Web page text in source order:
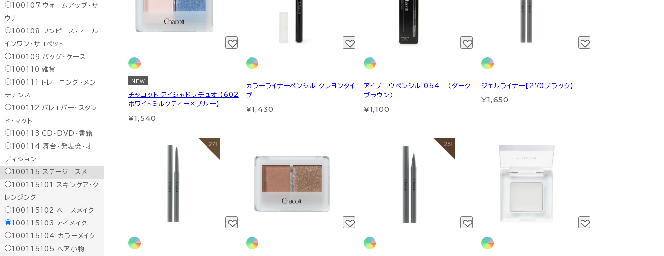
100107
ウォームアップ・サ
ウナ
100108
ワンピース・オール
インワン・サロペット
100109
バッグ・ケース
100110 雑貨
100111
トレーニング・メン
テナンス
100112
バレエバー・スタン
ド・マット
100113 CD・DVD・書籍
100114 舞台・発表会・オー
ディション
100115
ステージコスメ
100115101
スキンケア・ク
レンジング
100115102 ベースメイク
100115103 アイメイク
100115104
カラーメイク
100115105 ヘア小物
NEW
チャコット アイシャドウデュオ 【602
ホワイトミルクティー×ブルー】
¥1,540
カラーライナーペンシル クレヨンタイ
プ
¥1,430
アイブロウペンシル 054 （ダーク
ブラウン）
¥1,100
ジェルライナー【270ブラック】
¥1,650